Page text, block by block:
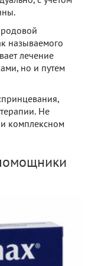
называемого
лечение
но и путем
Не
и комплексном